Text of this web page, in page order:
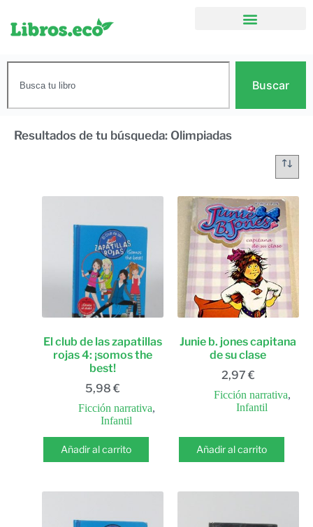
Buscar
Resultados de tu búsqueda: Olimpiadas
El club de las zapatillas
rojas 4: ¡somos the
best!
5,98 €
Ficción narrativa,
Infantil
Añadir al carrito
Junie b. jones capitana
de su clase
2,97 €
Ficción narrativa,
Infantil
Añadir al carrito